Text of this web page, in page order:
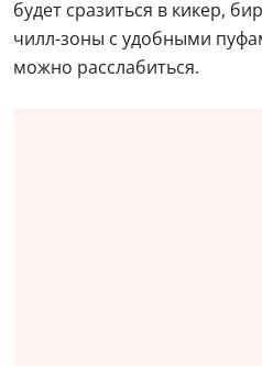
будет сразиться в кикер,
чилл-зоны с удобными
можно расслабиться.